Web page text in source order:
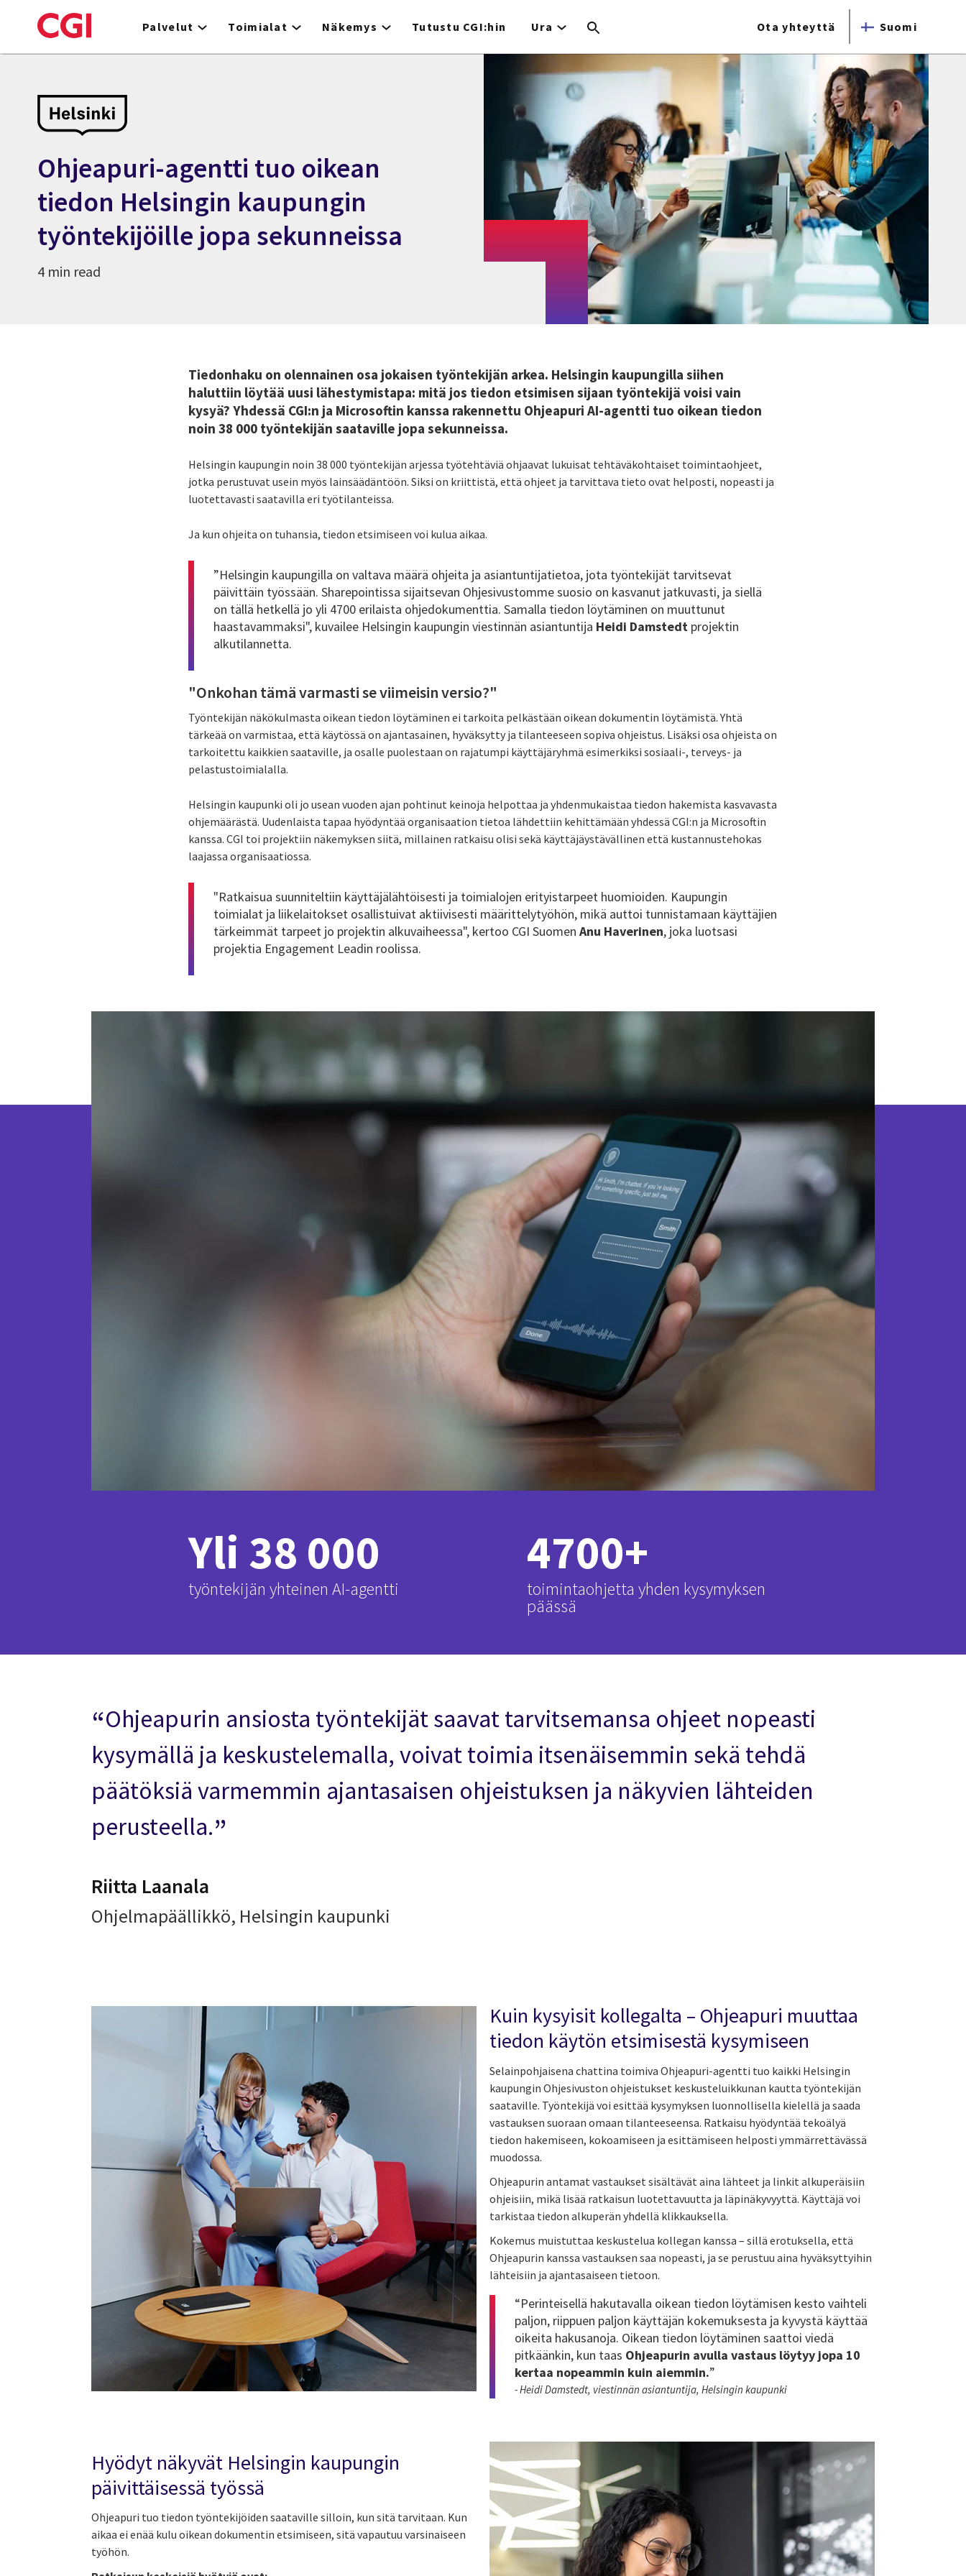
to
Palvelut Toimialat Näkemys Tutustu CGI:hin Ura Ota yhteyttä Suomi
Ohjeapuri-agentti tuo oikean
tiedon Helsingin kaupungin
työntekijöille jopa sekunneissa
4 min read
Tiedonhaku on olennainen osa jokaisen työntekijän arkea. Helsingin kaupungilla siihen
haluttiin löytää uusi lähestymistapa: mitä jos tiedon etsimisen sijaan työntekijä voisi vain
kysyä? Yhdessä CGI:n ja Microsoftin kanssa rakennettu Ohjeapuri AI-agentti tuo oikean tiedon
noin 38 000 työntekijän saataville jopa sekunneissa.
Helsingin kaupungin noin 38 000 työntekijän arjessa työtehtäviä ohjaavat lukuisat tehtäväkohtaiset toimintaohjeet,
jotka perustuvat usein myös lainsäädäntöön. Siksi on kriittistä, että ohjeet ja tarvittava tieto ovat helposti, nopeasti ja
luotettavasti saatavilla eri työtilanteissa.
Ja kun ohjeita on tuhansia, tiedon etsimiseen voi kulua aikaa.
”Helsingin kaupungilla on valtava määrä ohjeita ja asiantuntijatietoa, jota työntekijät tarvitsevat
päivittäin työssään. Sharepointissa sijaitsevan Ohjesivustomme suosio on kasvanut jatkuvasti, ja siellä
on tällä hetkellä jo yli 4700 erilaista ohjedokumenttia. Samalla tiedon löytäminen on muuttunut
haastavammaksi", kuvailee Helsingin kaupungin viestinnän asiantuntija Heidi Damstedt projektin
alkutilannetta.
"Onkohan tämä varmasti se viimeisin versio?"
Työntekijän näkökulmasta oikean tiedon löytäminen ei tarkoita pelkästään oikean dokumentin löytämistä. Yhtä
tärkeää on varmistaa, että käytössä on ajantasainen, hyväksytty ja tilanteeseen sopiva ohjeistus. Lisäksi osa ohjeista on
tarkoitettu kaikkien saataville, ja osalle puolestaan on rajatumpi käyttäjäryhmä esimerkiksi sosiaali-, terveys- ja
pelastustoimialalla.
Helsingin kaupunki oli jo usean vuoden ajan pohtinut keinoja helpottaa ja yhdenmukaistaa tiedon hakemista kasvavasta
ohjemäärästä. Uudenlaista tapaa hyödyntää organisaation tietoa lähdettiin kehittämään yhdessä CGI:n ja Microsoftin
kanssa. CGI toi projektiin näkemyksen siitä, millainen ratkaisu olisi sekä käyttäjäystävällinen että kustannustehokas
laajassa organisaatiossa.
"Ratkaisua suunniteltiin käyttäjälähtöisesti ja toimialojen erityistarpeet huomioiden. Kaupungin
toimialat ja liikelaitokset osallistuivat aktiivisesti määrittelytyöhön, mikä auttoi tunnistamaan käyttäjien
tärkeimmät tarpeet jo projektin alkuvaiheessa", kertoo CGI SuomenAnu Haverinen, joka luotsasi
projektia Engagement Leadin roolissa.
Yli 38 000
työntekijän yhteinen AI-agentti
4700+
toimintaohjetta yhden kysymyksen
päässä
Ohjeapurin ansiosta työntekijät saavat tarvitsemansa ohjeet nopeasti
kysymällä ja keskustelemalla, voivat toimia itsenäisemmin sekä tehdä
päätöksiä varmemmin ajantasaisen ohjeistuksen ja näkyvien lähteiden
perusteella.
Riitta Laanala
Ohjelmapäällikkö, Helsingin kaupunki
Kuin kysyisit kollegalta – Ohjeapuri muuttaa
tiedon käytön etsimisestä kysymiseen
Selainpohjaisena chattina toimiva Ohjeapuri-agentti tuo kaikki Helsingin
kaupungin Ohjesivuston ohjeistukset keskusteluikkunan kautta työntekijän
saataville. Työntekijä voi esittää kysymyksen luonnollisella kielellä ja saada
vastauksen suoraan omaan tilanteeseensa. Ratkaisu hyödyntää tekoälyä
tiedon hakemiseen, kokoamiseen ja esittämiseen helposti ymmärrettävässä
muodossa.
Ohjeapurin antamat vastaukset sisältävät aina lähteet ja linkit alkuperäisiin
ohjeisiin, mikä lisää ratkaisun luotettavuutta ja läpinäkyvyyttä. Käyttäjä voi
tarkistaa tiedon alkuperän yhdellä klikkauksella.
Kokemus muistuttaa keskustelua kollegan kanssa – sillä erotuksella, että
Ohjeapurin kanssa vastauksen saa nopeasti, ja se perustuu aina hyväksyttyihin
lähteisiin ja ajantasaiseen tietoon.
“Perinteisellä hakutavalla oikean tiedon löytämisen kesto vaihteli
paljon, riippuen paljon käyttäjän kokemuksesta ja kyvystä käyttää
oikeita hakusanoja. Oikean tiedon löytäminen saattoi viedä
pitkäänkin, kun taas Ohjeapurin avulla vastaus löytyy jopa 10
kertaa nopeammin kuin aiemmin.”
- Heidi Damstedt, viestinnän asiantuntija, Helsingin kaupunki
Hyödyt näkyvät Helsingin kaupungin
päivittäisessä työssä
Ohjeapuri tuo tiedon työntekijöiden saataville silloin, kun sitä tarvitaan. Kun
aikaa ei enää kulu oikean dokumentin etsimiseen, sitä vapautuu varsinaiseen
työhön.